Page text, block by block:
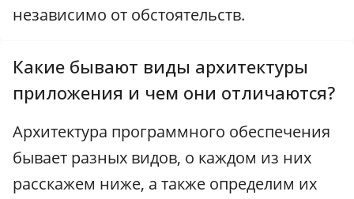
независимо от обстоятельств.
Какие бывают виды архитектуры
приложения и чем они отличаются?
Архитектура программного обеспечения
бывает разных видов, о каждом из них
расскажем ниже, а также определим их